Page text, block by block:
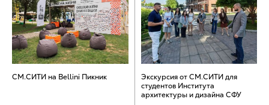
СМ.СИТИ на Bellini Пикник
Экскурсия от СМ.СИТИ для
студентов Института
архитектуры и дизайна СФУ